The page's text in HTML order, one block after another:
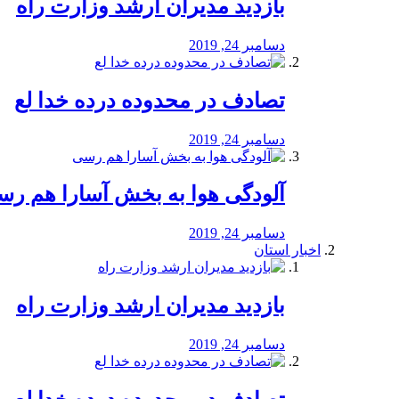
بازدید مدیران ارشد وزارت راه
دسامبر 24, 2019
تصادف در محدوده درده خدا لع
دسامبر 24, 2019
آلودگی هوا به بخش آسارا هم
دسامبر 24, 2019
اخبار استان
بازدید مدیران ارشد وزارت راه
دسامبر 24, 2019